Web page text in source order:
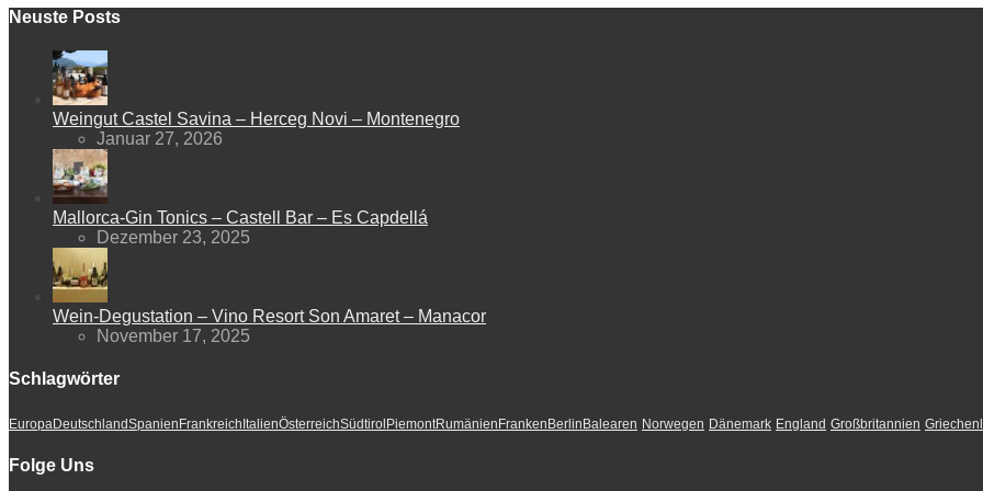
Neuste Posts
Weingut Castel Savina – Herceg Novi – Montenegro
Januar 27, 2026
Mallorca-Gin Tonics – Castell Bar – Es Capdellá
Dezember 23, 2025
Wein-Degustation – Vino Resort Son Amaret – Manacor
November 17, 2025
Schlagwörter
EuropaDeutschlandSpanienFrankreichItalienÖsterreichSüdtirolPiemontRumänienFrankenBerlinBalearen Norwegen Dänemark England Großbritannien
Folge Uns